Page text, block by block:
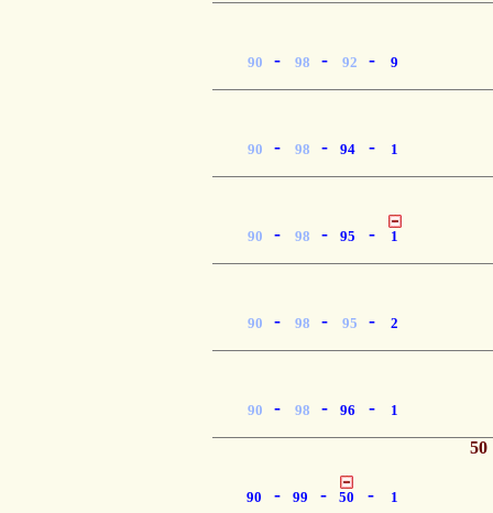
90 - 98 - 92 - 9
90 - 98 - 94 - 1
90 - 98 - 95 - 1
90 - 98 - 95 - 2
90 - 98 - 96 - 1
90 - 99 - 50 - 1
50